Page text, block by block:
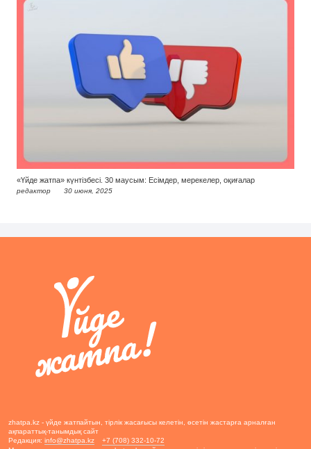
«Үйде жатпа» күнтізбесі. 30 маусым: Есімдер, мерекелер, оқиғалар
редактор 30 июня, 2025
zhatpa.kz - үйде жатпайтын, тірлік жасағысы келетін, өсетін жастарға арналған
ақпараттық-танымдық сайт
Редакция: info@zhatpa.kz
+7 (708) 332-10-72